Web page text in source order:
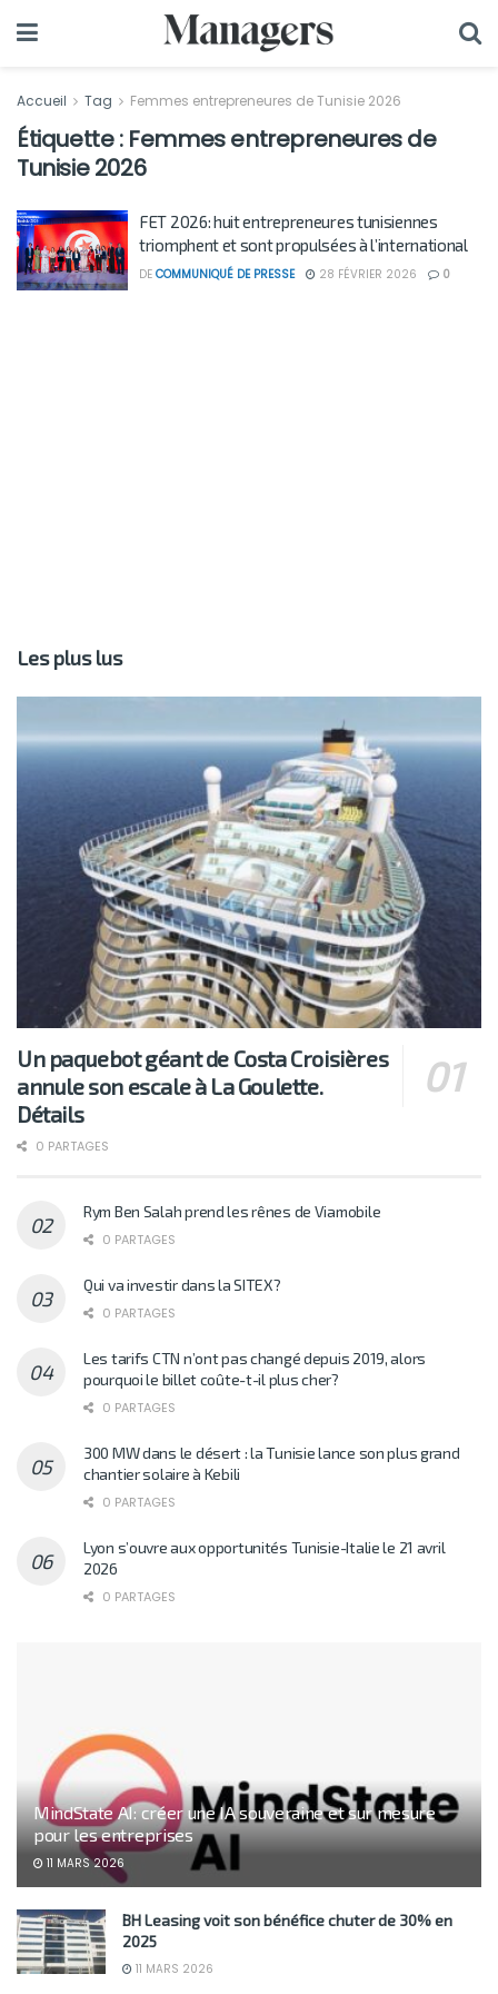
Accueil Tag Femmes entrepreneures de Tunisie 2026
Étiquette : Femmes entrepreneures de
Tunisie 2026
FET 2026: huit entrepreneures tunisiennes
triomphent et sont propulsées à l’international
DE COMMUNIQUÉ DE PRESSE 28 FÉVRIER 2026 0
Les plus lus
Un paquebot géant de Costa Croisières
annule son escale à La Goulette.
Détails
0 PARTAGES
Rym Ben Salah prend les rênes de Viamobile
0 PARTAGES
Qui va investir dans la SITEX?
0 PARTAGES
Les tarifs CTN n’ont pas changé depuis 2019, alors
pourquoi le billet coûte-t-il plus cher?
0 PARTAGES
300 MW dans le désert : la Tunisie lance son plus grand
chantier solaire à Kebili
0 PARTAGES
Lyon s’ouvre aux opportunités Tunisie-Italie le 21 avril
2026
0 PARTAGES
MindState AI: créer une IA souveraine et sur mesure
pour les entreprises
11 MARS 2026
BH Leasing voit son bénéfice chuter de 30% en
2025
11 MARS 2026